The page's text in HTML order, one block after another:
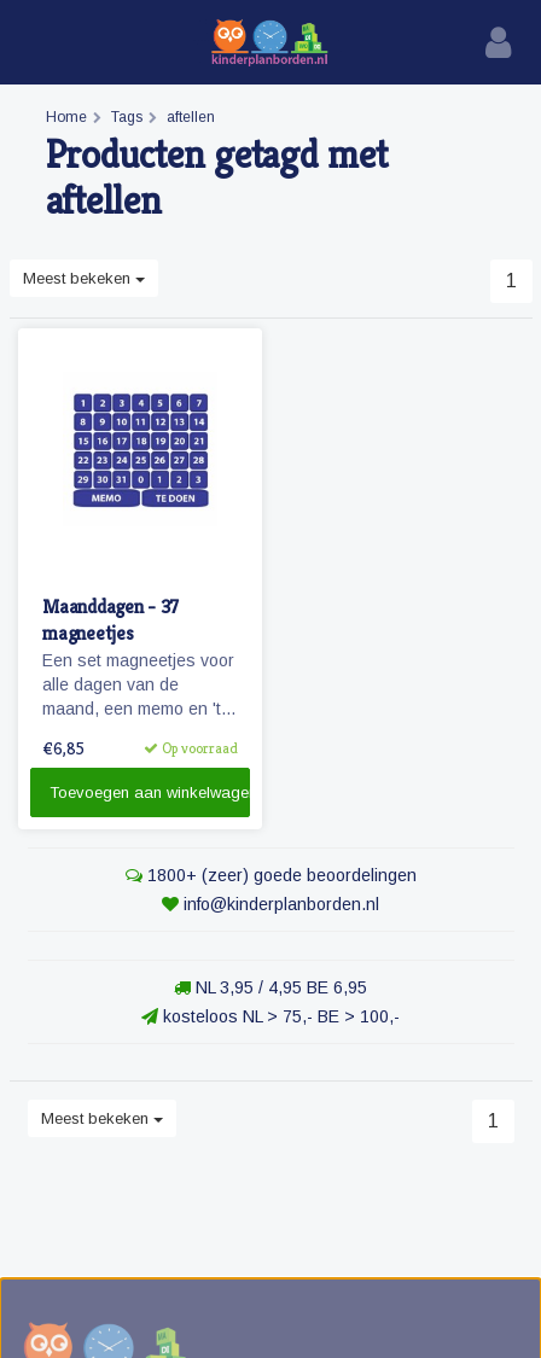
Home Tags aftellen
Producten getagd met
aftellen
Meest bekeken 1
Maanddagen - 37
magneetjes
Een set magneetjes voor
alle dagen van de
maand, een memo en 'te
extra getallen.
€6,85 Op voorraad
Toevoegen aan winkelwagen
1800+ (zeer) goede beoordelingen
info@kinderplanborden.nl
NL 3,95 / 4,95 BE 6,95
kosteloos NL > 75,- BE > 100,-
Meest bekeken 1